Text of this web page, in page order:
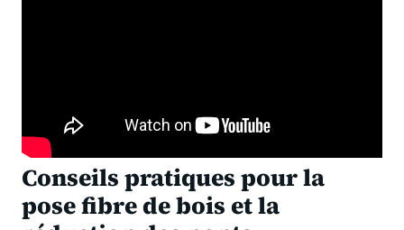
Conseils pratiques pour la
pose fibre de bois et la